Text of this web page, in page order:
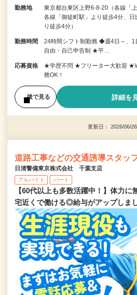
勤務地
東京都台東区上野6-8-20（各線「
各線「御徒町駅」より徒歩4分、日
り徒歩4分）
勤務時間
24時間シフト制勤務 ◆週4日～、1
自由・自己申告制 ★平…
応募資格
★学歴不問 ★フリーター大歓迎
務OK！
後で見る 詳細を
更新日： 2026/06/
道路工事などの交通誘導スタッ
日清警備東京株式会社 千葉支店
アルバイト パート
【60代以上も多数活躍中！】体力に
宅近くで働ける◎給与がアップしま